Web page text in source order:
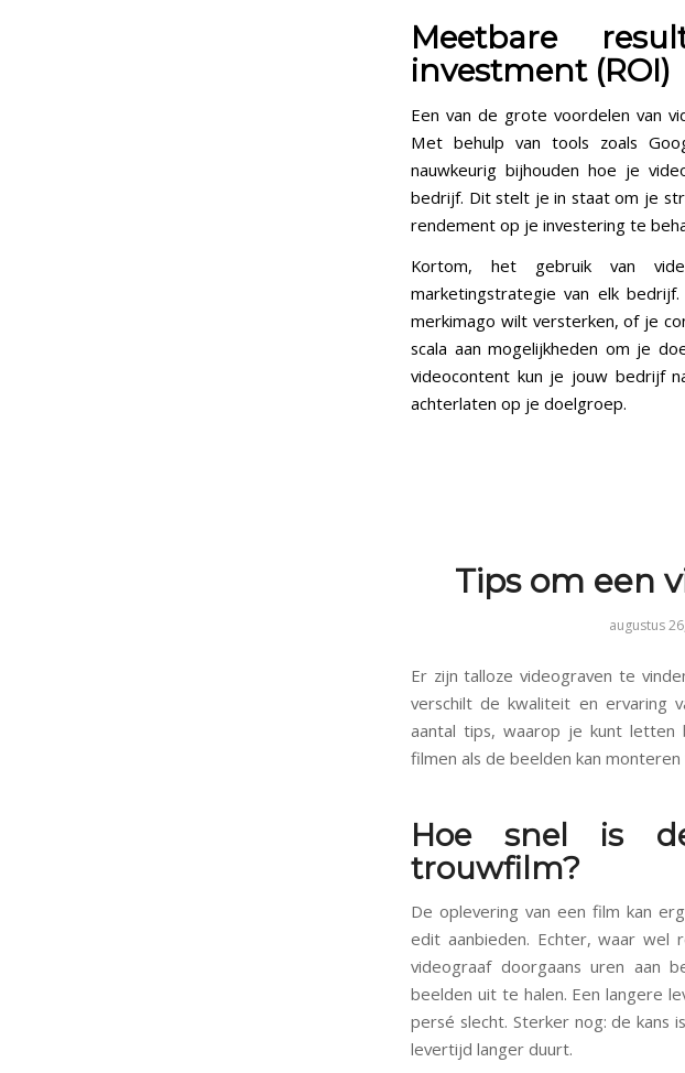
Meetbare
investment (ROI)
Een van de grote voordelen van
Met behulp van tools zoals
nauwkeurig bijhouden hoe je
bedrijf. Dit stelt je in staat om je
rendement op je investering te
Kortom, het gebruik van
marketingstrategie van elk
merkimago wilt versterken, of je
scala aan mogelijkheden om je
videocontent kun je jouw bedrijf
achterlaten op je doelgroep.
Tips om een
augustus
Er zijn talloze videograven te
verschilt de kwaliteit en ervaring
aantal tips, waarop je kunt letten
filmen als de beelden kan
Hoe snel is
trouwfilm?
De oplevering van een film kan
edit aanbieden. Echter, waar wel
videograaf doorgaans uren aan
beelden uit te halen. Een langere
persé slecht. Sterker nog: de
levertijd langer duurt.